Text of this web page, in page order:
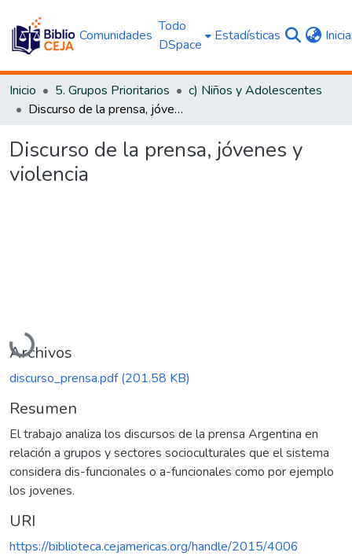
Comunidades
Todo
DSpace
Estadísticas
Inicio 5. Grupos Prioritarios
c) Niños y Adolescentes
Discurso de la prensa, jóvenes y violencia
Discurso de la prensa, jóvenes y
violencia
Cargando...
Archivos
discurso_prensa.pdf(201.58 KB)
Resumen
El trabajo analiza los discursos de la prensa Argentina en
relación a grupos y sectores socioculturales que el sistema
considera dis-funcionales o a-funcionales como por ejemplo
los jovenes.
URI
https://biblioteca.cejamericas.org/handle/2015/4006